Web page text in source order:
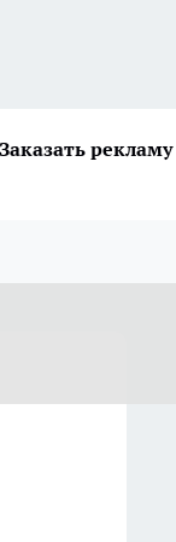
Заказать рекламу